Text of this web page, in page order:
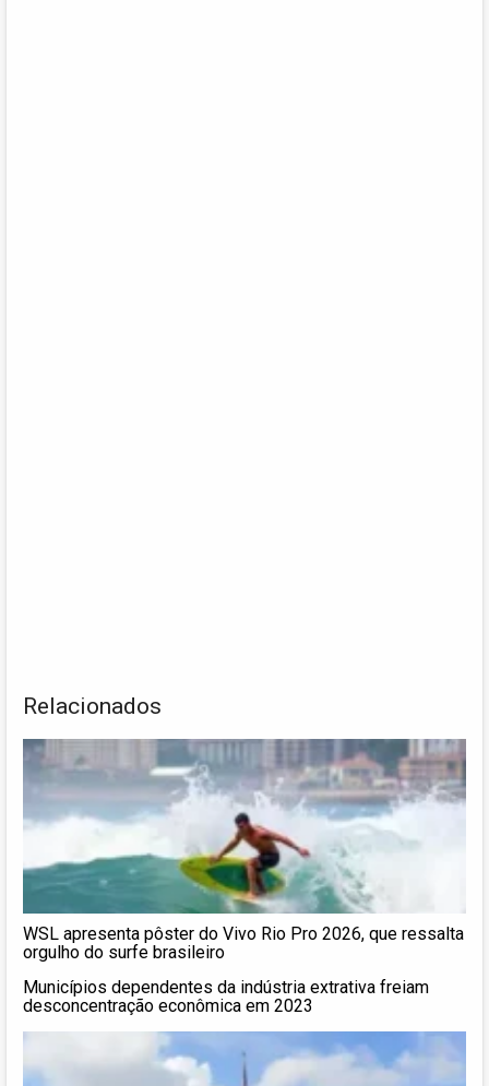
Relacionados
WSL apresenta pôster do Vivo Rio Pro 2026, que ressalta
orgulho do surfe brasileiro
Municípios dependentes da indústria extrativa freiam
desconcentração econômica em 2023